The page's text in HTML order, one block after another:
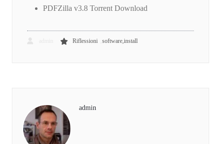
PDFZilla v3.8 Torrent Download
Riflessioni software,install
admin